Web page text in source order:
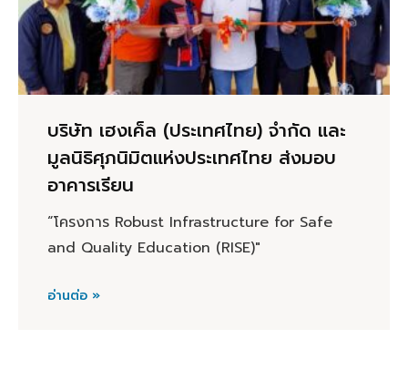
บริษัท เฮงเค็ล (ประเทศไทย) จำกัด และ
มูลนิธิศุภนิมิตแห่งประเทศไทย ส่งมอบ
อาคารเรียน
“โครงการ Robust Infrastructure for Safe
and Quality Education (RISE)"
อ่านต่อ »